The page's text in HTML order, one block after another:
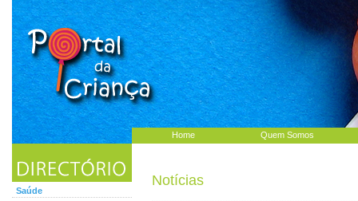
Home Quem Somos
Saúde
Notícias